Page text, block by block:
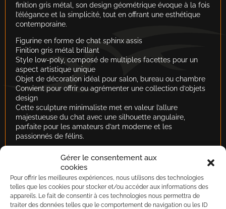
Gérer le consentement aux
cookies
Pour offrir les meilleures expériences, nous utilisons des technologies
telles que les cookies pour stocker et/ou accéder aux informations des
appareils. Le fait de consentir à ces technologies nous permettra de
traiter des données telles que le comportement de navigation ou les ID
finition gris métal, son design géométrique évoque à la fois
l’élégance et la simplicité, tout en offrant une esthétique
contemporaine.
Figurine en forme de chat sphinx assis
Finition gris métal brillant
Style low-poly, composé de multiples facettes pour un
aspect artistique unique
Objet de décoration idéal pour salon, bureau ou chambre
Convient pour offrir ou agrémenter une collection d’objets
design
Cette sculpture minimaliste met en valeur l’allure
majestueuse du chat avec une silhouette angulaire,
parfaite pour les amateurs d’art moderne et les
passionnés de félins.
Dimensions : 13 x 8 4 cm